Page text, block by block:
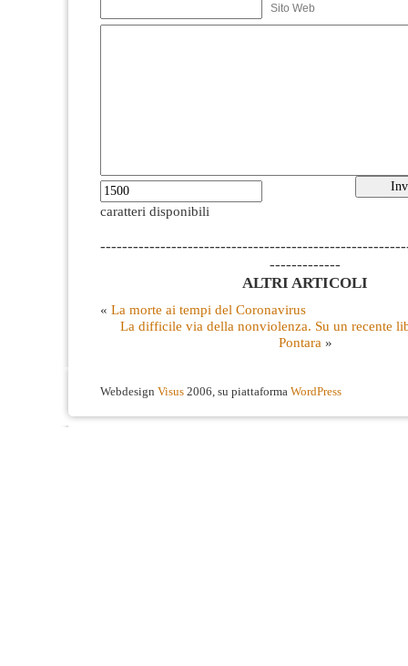
Sito Web
caratteri disponibili
-------------
ALTRI ARTICOLI
« La morte ai tempi del Coronavirus
La difficile via della nonviolenza. Su un recente
Pontara »
Webdesign Visus 2006, su piattaforma WordPress